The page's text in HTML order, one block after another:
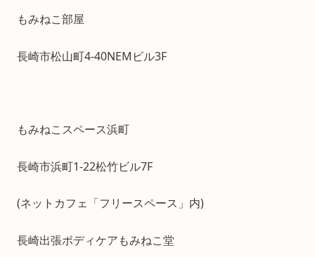
もみねこ部屋
長崎市松山町4-40NEMビル3F
もみねこスペース浜町
長崎市浜町1-22松竹ビル7F
(ネットカフェ「フリースペース」内)
長崎出張ボディケアもみねこ堂